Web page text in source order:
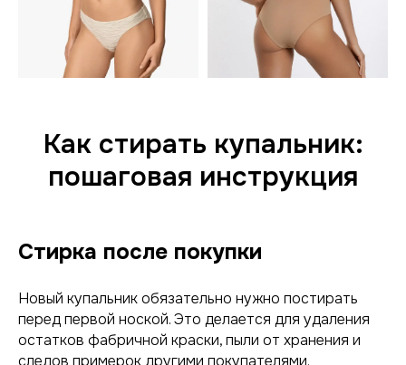
Как стирать купальник:
пошаговая инструкция
Стирка после покупки
Новый купальник обязательно нужно постирать
перед первой ноской. Это делается для удаления
остатков фабричной краски, пыли от хранения и
следов примерок другими покупателями.